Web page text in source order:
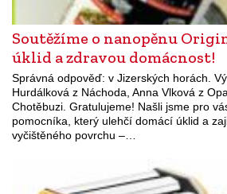
Soutěžíme o nanopěnu
úklid a zdravou domácnost!
Správná odpověď: v Jizerských horách.
Hurdálková z Náchoda, Anna Vlková z
Chotěbuzi. Gratulujeme! Našli jsme pro
pomocníka, který ulehčí domácí úklid a
vyčištěného povrchu –…